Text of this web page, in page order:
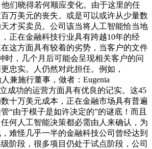
们晓得若何顺应变化。由于这里的任
万美元的丧失。或是可以或许从少量数
才买卖员。公司该当将人工智能恰当地
正在金融科技行业具有跨越10年的经
这方面具有较着的劣势，当客户的文件
时，几个月后可能会呈现相关客户的问
忠实。人仍然对此担任。例如，
兼施行董事，做者：Eugenia
成功的运营方面具有优良的记实。这45
十万美元成本，正在金融市场具有普遍
“由于模子是如许决定的”的谜底！而且
何人工智能决策都必需由人来确认，为
难怪几乎一半的金融科技公司曾经达到
阶段，很多项目仍处于试点阶段，公司